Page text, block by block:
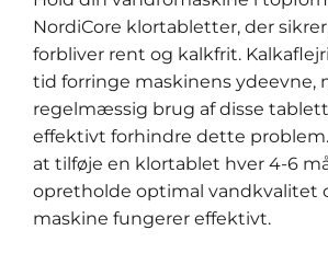
NordiCore klortabletter, der
forbliver rent og kalkfrit.
tid forringe maskinens ydeevne,
regelmæssig brug af disse
effektivt forhindre dette
at tilføje en klortablet hver 4-6
opretholde optimal vandkvalitet
maskine fungerer effektivt.